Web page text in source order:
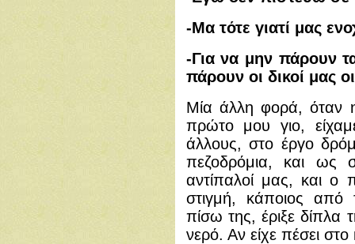
-Μα τότε γιατί μας
-Για να μην πάρουν
πάρουν οι δικοί μας
Μία άλλη φορά, όταν
πρώτο μου γιο,
άλλους, στο έργο
πεζοδρόμια, και ως
αντίπαλοί μας, και
στιγμή, κάποιος από
πίσω της, έριξε δίπλα
νερό. Αν είχε πέσει